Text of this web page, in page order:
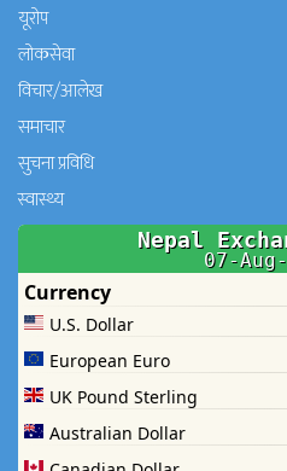
यूरोप
लोकसेवा
विचार/आलेख
समाचार
सुचना प्रविधि
स्वास्थ्य